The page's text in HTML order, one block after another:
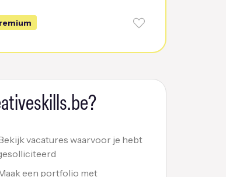
vacatures waarvoor je hebt
een portfolio met